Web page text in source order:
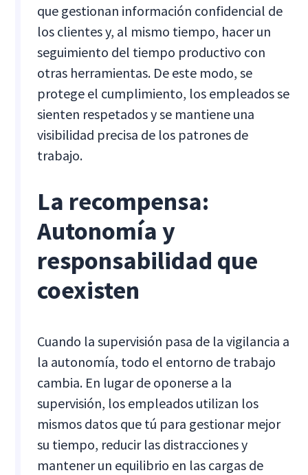
que gestionan información confidencial de
los clientes y, al mismo tiempo, hacer un
seguimiento del tiempo productivo con
otras herramientas. De este modo, se
protege el cumplimiento, los empleados se
sienten respetados y se mantiene una
visibilidad precisa de los patrones de
trabajo.
La recompensa:
Autonomía y
responsabilidad que
coexisten
Cuando la supervisión pasa de la vigilancia a
la autonomía, todo el entorno de trabajo
cambia. En lugar de oponerse a la
supervisión, los empleados utilizan los
mismos datos que tú para gestionar mejor
su tiempo, reducir las distracciones y
mantener un equilibrio en las cargas de